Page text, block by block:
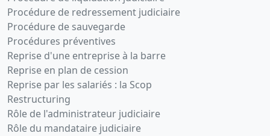
Procédure de redressement judiciaire
Procédure de sauvegarde
Procédures préventives
Reprise d'une entreprise à la barre
Reprise en plan de cession
Reprise par les salariés : la Scop
Restructuring
Rôle de l'administrateur judiciaire
Rôle du mandataire judiciaire